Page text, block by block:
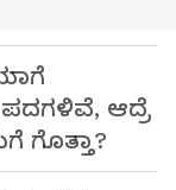
ಪದಗಳಿವೆ, ಆದ್ರೆ
ಗೊತ್ತಾ?